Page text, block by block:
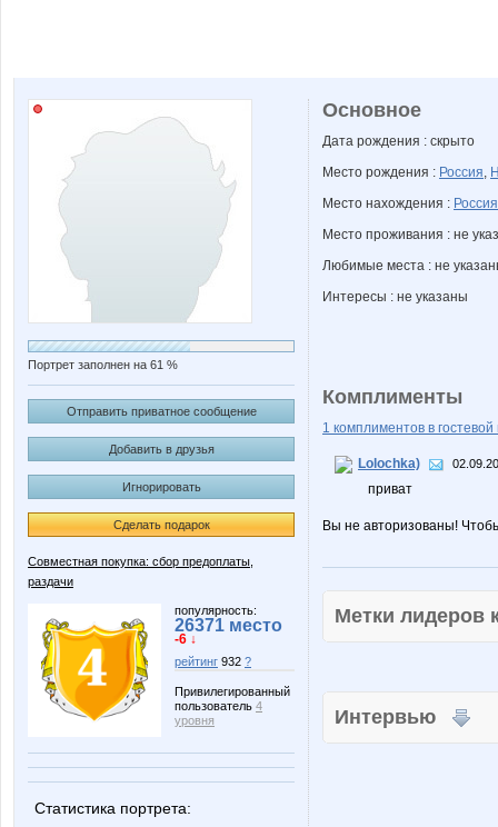
Портрет заполнен на 61 %
Отправить приватное сообщение
Добавить в друзья
Игнорировать
Сделать подарок
Совместная покупка: сбор предоплаты,
раздачи
популярность:
26371 место
-6 ↓
рейтинг 932 ?
Привилегированный
пользователь 4
уровня
Статистика портрета:
Основное
Дата рождения : скрыто
Место рождения : Россия,
Место нахождения : Россия
Место проживания : не
Любимые места : не
Интересы : не указаны
Комплименты
1 комплиментов в гостевой
Lolochka)
приват
Вы не авторизованы!
Метки
Интервью